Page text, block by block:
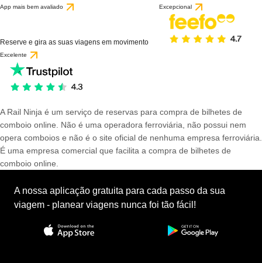
App mais bem avaliado
Reserve e gira as suas viagens em movimento
Excepcional
Excelente
A Rail Ninja é um serviço de reservas para compra de bilhetes de
comboio online. Não é uma operadora ferroviária, não possui nem
opera comboios e não é o site oficial de nenhuma empresa ferroviária.
É uma empresa comercial que facilita a compra de bilhetes de
comboio online.
A nossa aplicação gratuita para cada passo da sua
viagem - planear viagens nunca foi tão fácil!